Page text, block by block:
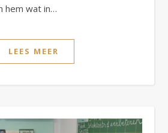
hem wat in…
LEES MEER